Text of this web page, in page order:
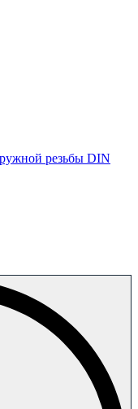
резьбы DIN